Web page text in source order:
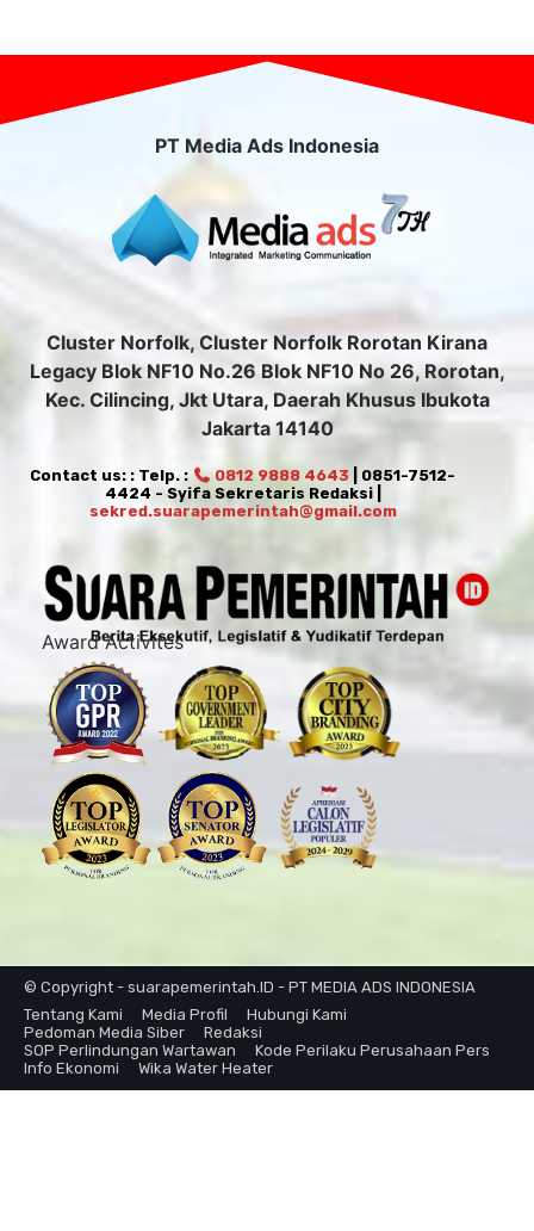
PT Media Ads Indonesia
Cluster Norfolk, Cluster Norfolk Rorotan Kirana
Legacy Blok NF10 No.26 Blok NF10 No 26, Rorotan,
Kec. Cilincing, Jkt Utara, Daerah Khusus Ibukota
Jakarta 14140
Contact us: : Telp. : 0812 9888 4643 | 0851-7512-
4424 - Syifa Sekretaris Redaksi |
sekred.suarapemerintah@gmail.com
Award Activites
© Copyright - suarapemerintah.ID - PT MEDIA ADS INDONESIA
Tentang Kami
Media Profil
Hubungi Kami
Pedoman Media Siber
Redaksi
SOP Perlindungan Wartawan
Kode Perilaku Perusahaan Pers
Info Ekonomi
Wika Water Heater